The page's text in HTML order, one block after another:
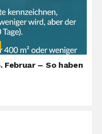
– So haben